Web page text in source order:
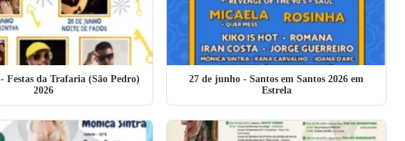
- Festas da Trafaria (São Pedro)
2026
27 de junho - Santos em Santos 2026 em
Estrela